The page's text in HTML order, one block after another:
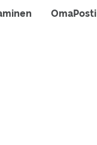
OmaPosti